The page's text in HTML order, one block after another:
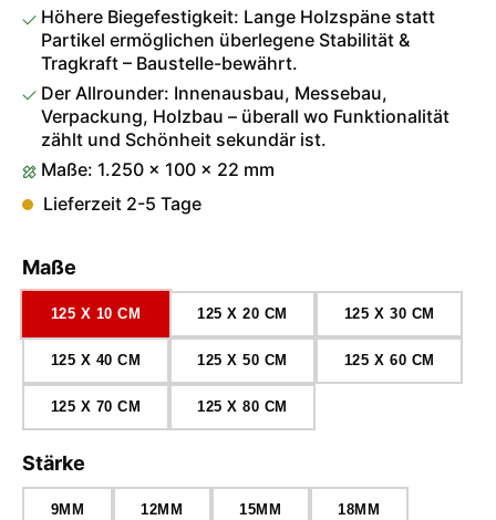
Höhere Biegefestigkeit: Lange Holzspäne statt
Partikel ermöglichen überlegene Stabilität &
Tragkraft – Baustelle-bewährt.
Der Allrounder: Innenausbau, Messebau,
Verpackung, Holzbau – überall wo Funktionalität
zählt und Schönheit sekundär ist.
Maße: 1.250 × 100 × 22 mm
Lieferzeit 2-5 Tage
Maße
125 X 10 CM 125 X 20 CM 125 X 30 CM
125 X 40 CM 125 X 50 CM 125 X 60 CM
125 X 70 CM 125 X 80 CM
Stärke
9MM 12MM 15MM 18MM